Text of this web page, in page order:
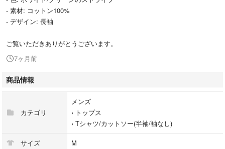
- 素材: コットン100%
- デザイン: 長袖
ご覧いただきありがとうございます。
7ヶ月前
商品情報
カテゴリ
メンズ
› トップス
› Tシャツ/カットソー(半袖/袖なし)
サイズ M